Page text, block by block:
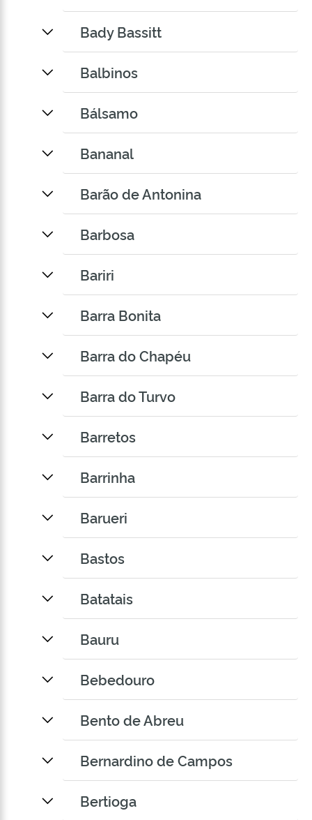
Bady Bassitt
Balbinos
Bálsamo
Bananal
Barão de Antonina
Barbosa
Bariri
Barra Bonita
Barra do Chapéu
Barra do Turvo
Barretos
Barrinha
Barueri
Bastos
Batatais
Bauru
Bebedouro
Bento de Abreu
Bernardino de Campos
Bertioga